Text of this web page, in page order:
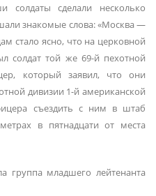
сделали несколько
знакомые слова: «Москва —
стало ясно, что на церковной
солдат той же 69-й пехотной
который заявил, что они
дивизии 1-й американской
съездить с ним в штаб
в пятнадцати от места
группа младшего лейтенанта